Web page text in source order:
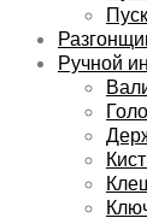
Ручной